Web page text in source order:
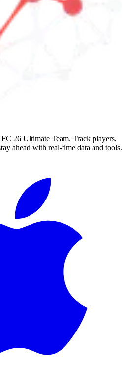
26 Ultimate Team. Track players,
ahead with real-time data and tools.